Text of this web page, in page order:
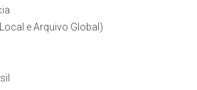
e Arquivo Global)